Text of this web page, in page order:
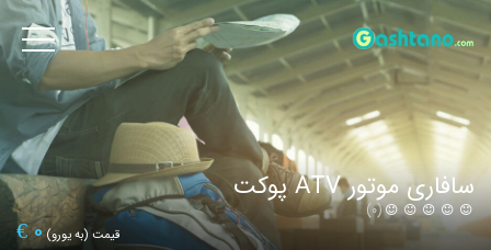
سافاری موتور ATV پوکت
(0)
قیمت (به یورو)0
€